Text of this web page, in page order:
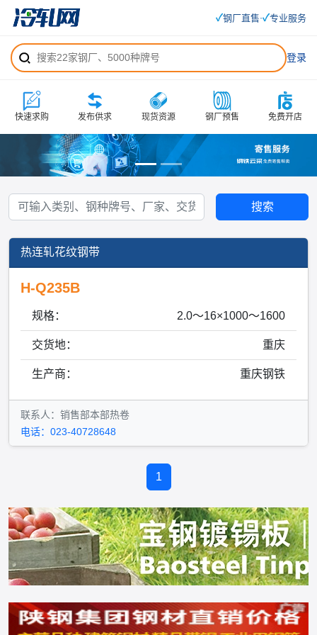
✓钢厂直售·✓专业服务
登录
快速求购 发布供求 现货资源 钢厂预售 免费开店
搜索
热连轧花纹钢带
H-Q235B
规格： 2.0～16×1000～1600
交货地： 重庆
生产商： 重庆钢铁
联系人：销售部本部热卷
电话：023-40728648
1